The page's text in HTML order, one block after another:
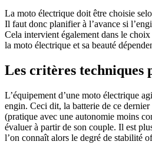
La moto électrique doit être choisie
Il faut donc planifier à l’avance si
Cela intervient également dans le
la moto électrique et sa beauté
Les critères techniques
L’équipement d’une moto électrique
engin. Ceci dit, la batterie de ce
(pratique avec une autonomie moins
évaluer à partir de son couple. Il est
l’on connaît alors le degré de stabilité